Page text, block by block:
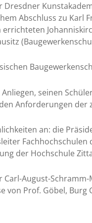
Abschluss zu Karl
seinen
Anforderungen der
an: die
Fachhochschulen
der Hochschule
August-Schramm-
von Prof. Göbel, Burg